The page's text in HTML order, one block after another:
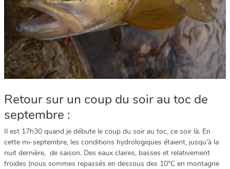
Retour sur un coup du soir au toc de
septembre :
Il est 17h30 quand je débute le coup du soir au toc, ce soir là. En
cette mi-septembre, les conditions hydrologiques étaient, jusqu’à la
nuit dernière, de saison. Des eaux claires, basses et relativement
froides (nous sommes repassés en dessous des 10°C en montagne